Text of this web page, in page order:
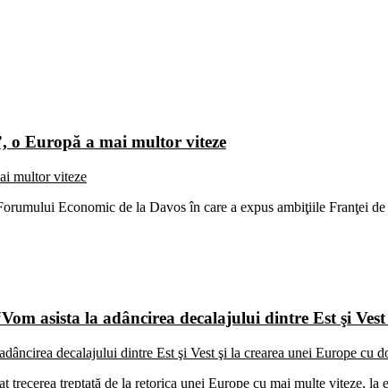
o Europă a mai multor viteze
Economic de la Davos în care a expus ambiţiile Franţei
asista la adâncirea decalajului dintre Est şi Vest
trecerea treptată de la retorica unei Europe cu mai multe viteze,